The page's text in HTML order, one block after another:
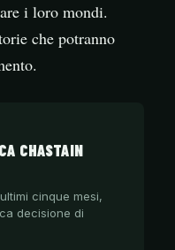
i loro mondi.
che potranno
CHASTAIN
cinque mesi,
decisione di